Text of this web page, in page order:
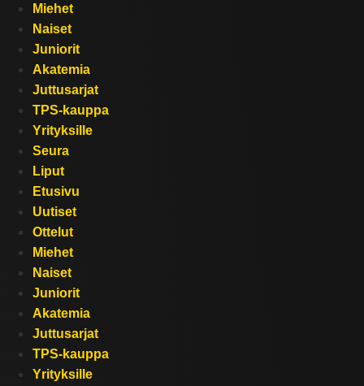
Miehet
Naiset
Juniorit
Akatemia
Juttusarjat
TPS-kauppa
Yrityksille
Seura
Liput
Etusivu
Uutiset
Ottelut
Miehet
Naiset
Juniorit
Akatemia
Juttusarjat
TPS-kauppa
Yrityksille